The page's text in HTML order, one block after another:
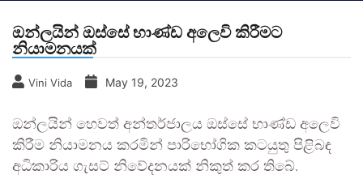
ඔන්ලයින් ඔස්සේ භාණ්ඩ අලෙවි කිරීමට
නියාමනයක්
Vini Vida May 19, 2023
ඔන්ලයින් හෙවත් අන්තර්ජාලය ඔස්සේ භාණ්ඩ අලෙවි
කිරීම නියාමනය කරමින් පාරිභෝගික කටයුතු පිළිබඳ
අධිකාරිය ගැසට් නිවේදනයක් නිකුත් කර තිබේ.